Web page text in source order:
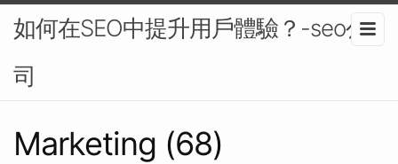
如何在SEO中提升用戶體驗？-seo公
司
Marketing (68)